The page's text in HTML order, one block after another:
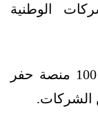
الوطنية
وتملك السلطنة أسطولًا يصل إلى 100 منصة حفر
الشركات.